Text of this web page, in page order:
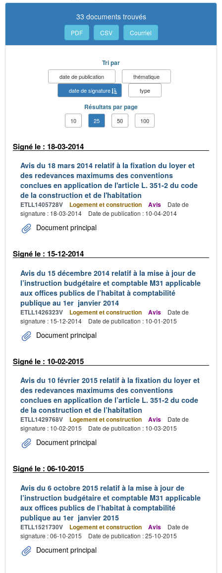
33 documents trouvés
PDF CSV Courriel
Tri par
date de publication
thématique
date de signature
type
Résultats par page
10 25 50 100
Signé le : 18-03-2014
Avis du 18 mars 2014 relatif à la fixation du loyer et
des redevances maximums des conventions
conclues en application de l'article L. 351-2 du code
de la construction et de l'habitation
ETLL1405728V Logement et construction Avis
Date de
signature : 18-03-2014
Date de publication : 10-04-2014
Document principal
Signé le : 15-12-2014
Avis du 15 décembre 2014 relatif à la mise à jour de
l’instruction budgétaire et comptable M31 applicable
aux offices publics de l’habitat à comptabilité
publique au 1er janvier 2014
ETLL1426323V Logement et construction Avis
Date de
signature : 15-12-2014
Date de publication : 10-01-2015
Document principal
Signé le : 10-02-2015
Avis du 10 février 2015 relatif à la fixation du loyer et
des redevances maximums des conventions
conclues en application de l’article L. 351-2 du code
de la construction et de l’habitation
ETLL1429768V Logement et construction Avis
Date de
signature : 10-02-2015
Date de publication : 10-03-2015
Document principal
Signé le : 06-10-2015
Avis du 6 octobre 2015 relatif à la mise à jour de
l’instruction budgétaire et comptable M31 applicable
aux offices publics de l’habitat à comptabilité
publique au 1er janvier 2015
ETLL1521730V Logement et construction Avis
Date de
signature : 06-10-2015
Date de publication : 25-10-2015
Document principal